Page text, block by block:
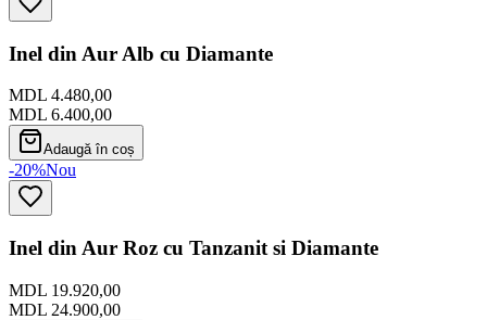
Inel din Aur Alb cu Diamante
MDL 4.480,00
MDL 6.400,00
Adaugă în coș
-20%Nou
Inel din Aur Roz cu Tanzanit si Diamante
MDL 19.920,00
MDL 24.900,00